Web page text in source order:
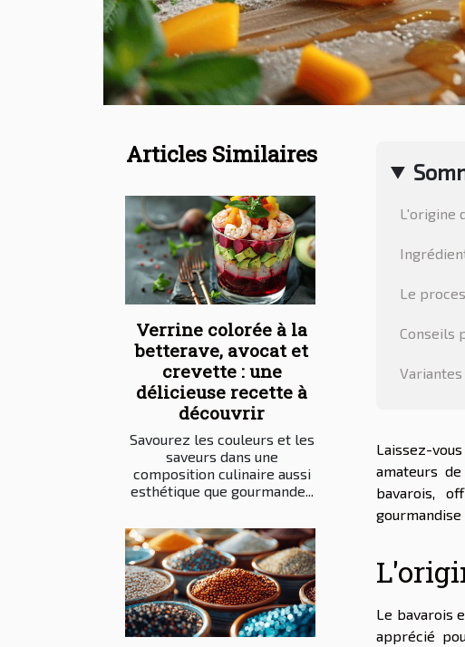
Articles Similaires
Verrine colorée à la
betterave, avocat et
crevette : une
délicieuse recette à
découvrir
Savourez les couleurs et les
saveurs dans une
composition culinaire aussi
esthétique que gourmande...
L'origine
Le
Conseils
Laissez-
amateurs
bavarois,
Le bavarois
apprécié